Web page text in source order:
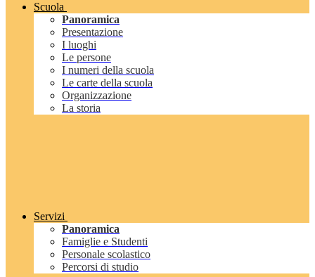
Scuola
Panoramica
Presentazione
I luoghi
Le persone
I numeri della scuola
Le carte della scuola
Organizzazione
La storia
Servizi
Panoramica
Famiglie e Studenti
Personale scolastico
Percorsi di studio